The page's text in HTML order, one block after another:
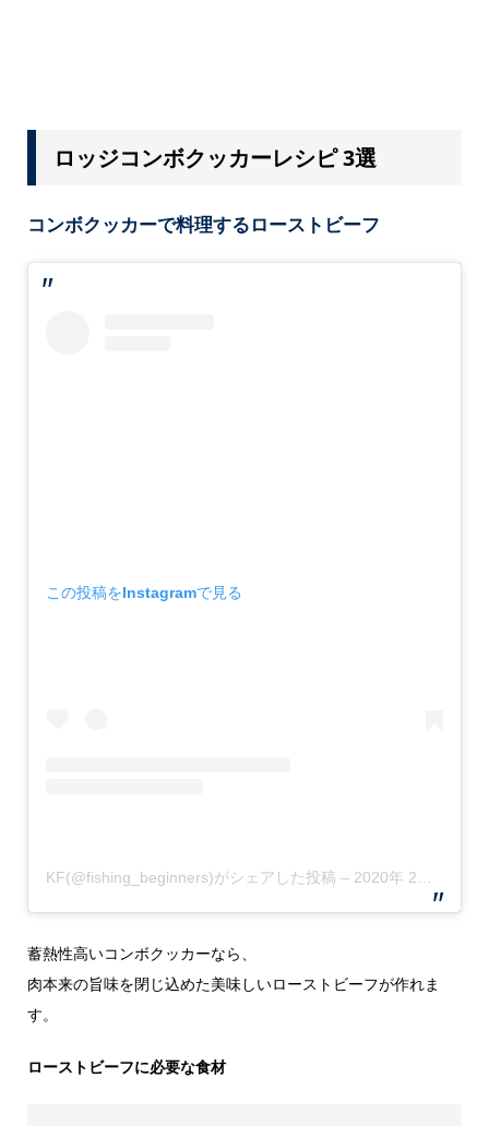
ロッジコンボクッカーレシピ 3選
コンボクッカーで料理するローストビーフ
この投稿をInstagramで見る
KF(@fishing_beginners)がシェアした投稿 – 2020年 2月月1日午後11時03分PST
蓄熱性高いコンボクッカーなら、
肉本来の旨味を閉じ込めた美味しいローストビーフが作れま
す。
ローストビーフに必要な食材